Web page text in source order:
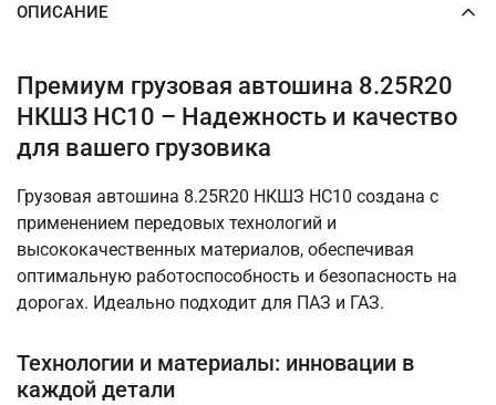
ОПИСАНИЕ
Премиум грузовая автошина 8.25R20
НКШЗ НС10 – Надежность и качество
для вашего грузовика
Грузовая автошина 8.25R20 НКШЗ НС10 создана с
применением передовых технологий и
высококачественных материалов, обеспечивая
оптимальную работоспособность и безопасность на
дорогах. Идеально подходит для ПАЗ и ГАЗ.
Технологии и материалы: инновации в
каждой детали